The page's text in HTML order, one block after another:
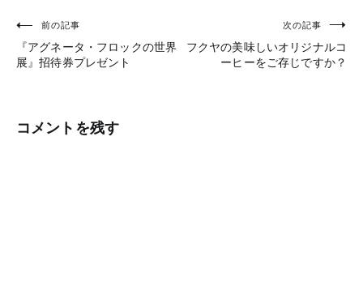
投
稿
ゲ
前の記事
『アグネータ・フロックの世界
展』招待券プレゼント
次の記事
フクヤの美味しいオリジナルコ
ーヒーをご存じですか？
コメントを残す